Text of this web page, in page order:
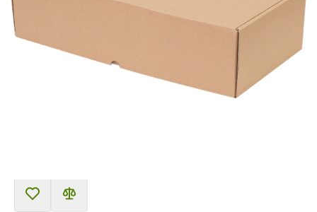
Biezums:
Prece nav pieejama saņemšanai pakomātā.